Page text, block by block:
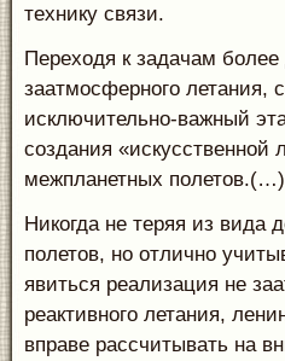
технику связи.
Переходя к задачам
заатмосферного летания,
исключительно-важный
создания
межпланетных полетов.(…)
Никогда не теряя из вида
полетов, но отлично
явиться реализация не
реактивного летания,
вправе рассчитывать на